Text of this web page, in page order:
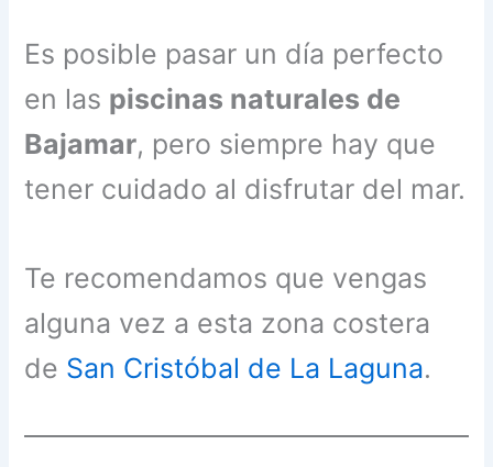
Es posible pasar un día perfecto
en las piscinas naturales de
Bajamar, pero siempre hay que
tener cuidado al disfrutar del mar.
Te recomendamos que vengas
alguna vez a esta zona costera
de San Cristóbal de La Laguna.